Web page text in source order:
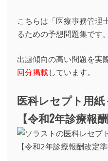
こちらは「医療事務管理
るための予想問題集です。
出題傾向の高い問題を実
回分掲載しています。
医科レセプト用
【令和2年診療報